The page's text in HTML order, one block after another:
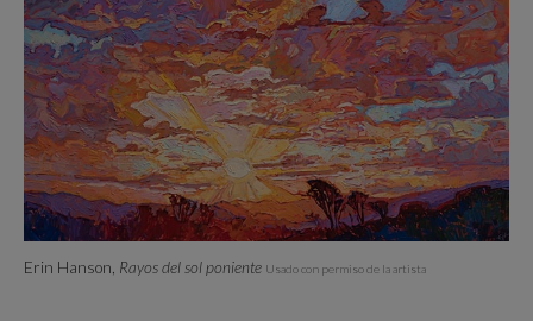
Erin Hanson, Rayos del sol poniente Usado con permiso de la artista